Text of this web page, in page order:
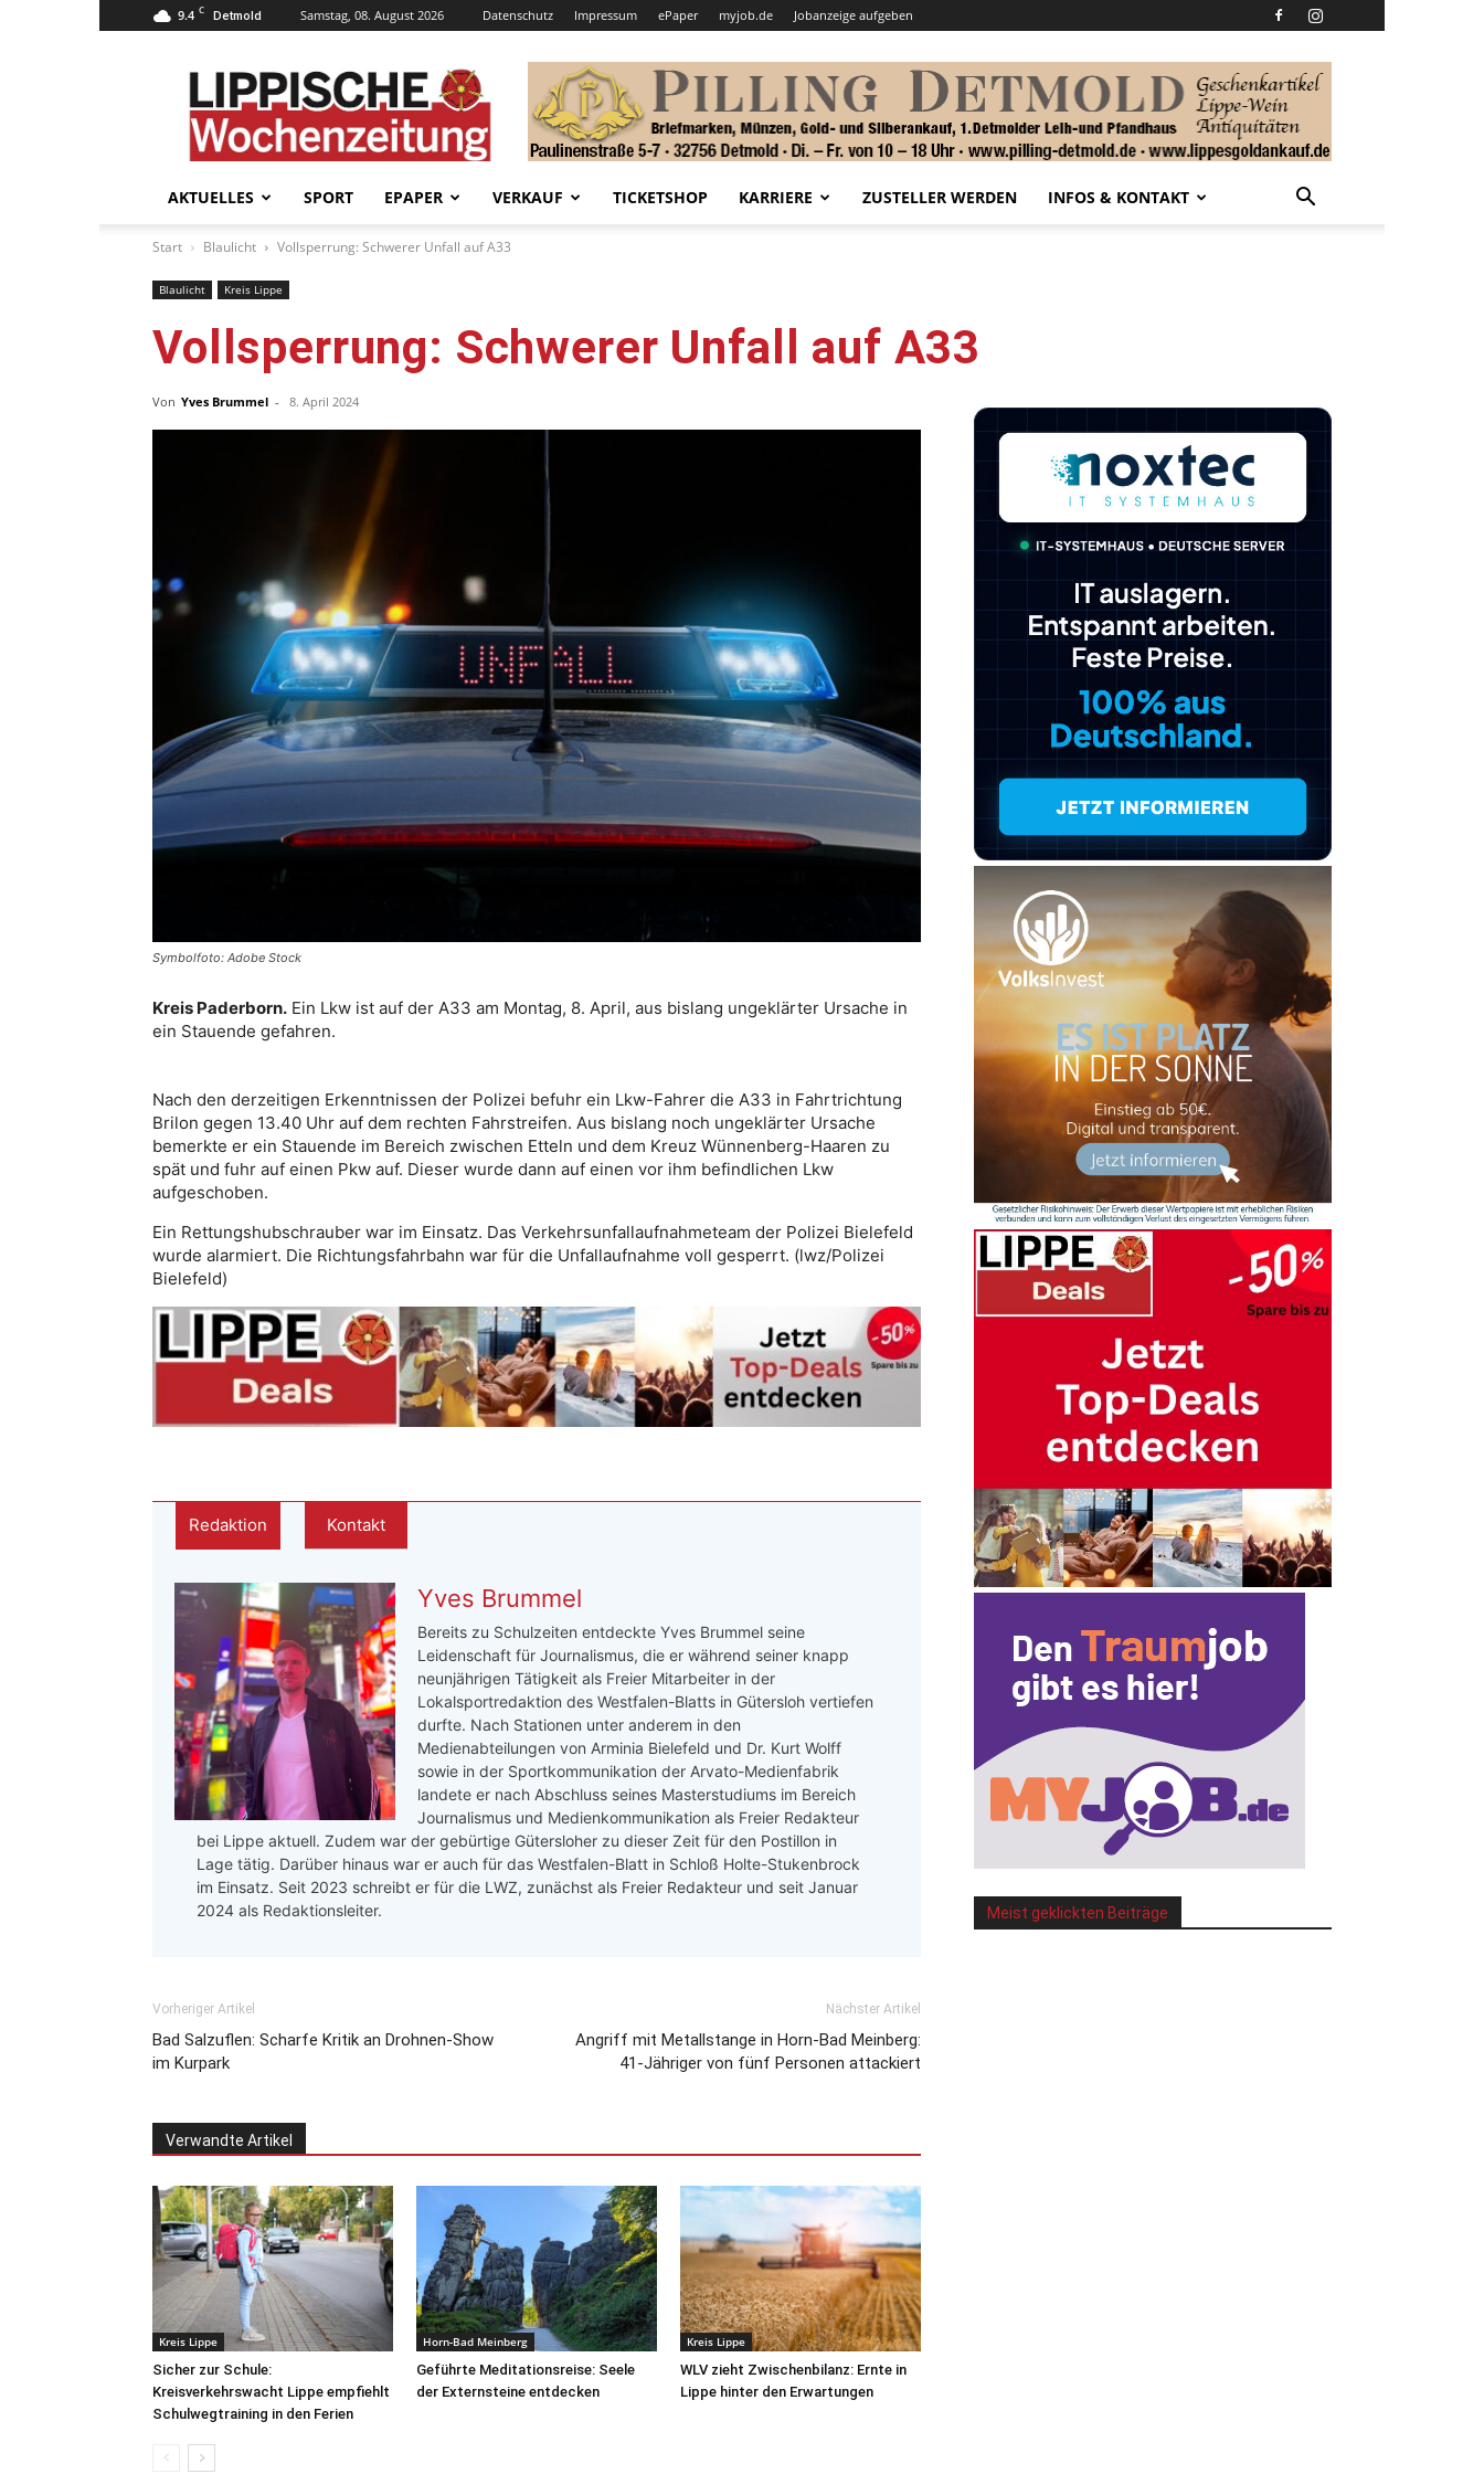
9.4 C Detmold Samstag, 08. August 2026 Datenschutz Impressum ePaper myjob.de Jobanzeige aufgeben
Lippische
Wochenzeitung
–
LWZ24.de
AKTUELLES SPORT EPAPER VERKAUF TICKETSHOP KARRIERE ZUSTELLER WERDEN INFOS & KONTAKT
Start Blaulicht Vollsperrung: Schwerer Unfall auf A33
Blaulicht Kreis Lippe
Vollsperrung: Schwerer Unfall auf A33
Von Yves Brummel - 8. April 2024
Symbolfoto: Adobe Stock
Kreis Paderborn. Ein Lkw ist auf der A33 am Montag, 8. April, aus bislang ungeklärter Ursache in
ein Stauende gefahren.
Nach den derzeitigen Erkenntnissen der Polizei befuhr ein Lkw-Fahrer die A33 in Fahrtrichtung
Brilon gegen 13.40 Uhr auf dem rechten Fahrstreifen. Aus bislang noch ungeklärter Ursache
bemerkte er ein Stauende im Bereich zwischen Etteln und dem Kreuz Wünnenberg-Haaren zu
spät und fuhr auf einen Pkw auf. Dieser wurde dann auf einen vor ihm befindlichen Lkw
aufgeschoben.
Ein Rettungshubschrauber war im Einsatz. Das Verkehrsunfallaufnahmeteam der Polizei Bielefeld
wurde alarmiert. Die Richtungsfahrbahn war für die Unfallaufnahme voll gesperrt. (lwz/Polizei
Bielefeld)
Redaktion Kontakt
Yves Brummel
Bereits zu Schulzeiten entdeckte Yves Brummel seine
Leidenschaft für Journalismus, die er während seiner knapp
neunjährigen Tätigkeit als Freier Mitarbeiter in der
Lokalsportredaktion des Westfalen-Blatts in Gütersloh vertiefen
durfte. Nach Stationen unter anderem in den
Medienabteilungen von Arminia Bielefeld und Dr. Kurt Wolff
sowie in der Sportkommunikation der Arvato-Medienfabrik
landete er nach Abschluss seines Masterstudiums im Bereich
Journalismus und Medienkommunikation als Freier Redakteur
bei Lippe aktuell. Zudem war der gebürtige Gütersloher zu dieser Zeit für den Postillon in
Lage tätig. Darüber hinaus war er auch für das Westfalen-Blatt in Schloß Holte-Stukenbrock
im Einsatz. Seit 2023 schreibt er für die LWZ, zunächst als Freier Redakteur und seit Januar
2024 als Redaktionsleiter.
Vorheriger Artikel
Bad Salzuflen: Scharfe Kritik an Drohnen-Show
im Kurpark
Nächster Artikel
Angriff mit Metallstange in Horn-Bad Meinberg:
41-Jähriger von fünf Personen attackiert
Verwandte Artikel
Kreis Lippe
Sicher zur Schule:
Kreisverkehrswacht Lippe empfiehlt
Schulwegtraining in den Ferien
Horn-Bad Meinberg
Geführte Meditationsreise: Seele
der Externsteine entdecken
Kreis Lippe
WLV zieht Zwischenbilanz: Ernte in
Lippe hinter den Erwartungen
Meist geklickten Beiträge